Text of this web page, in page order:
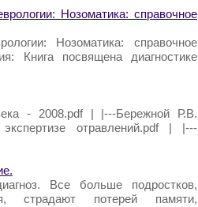
Нозоматика: справочное
Нозоматика: справочное
Книга посвящена диагностике
- 2008.pdf | |---Бережной Р.В.
экспертизе отравлений.pdf | |---
Все больше подростков,
страдают потерей памяти,